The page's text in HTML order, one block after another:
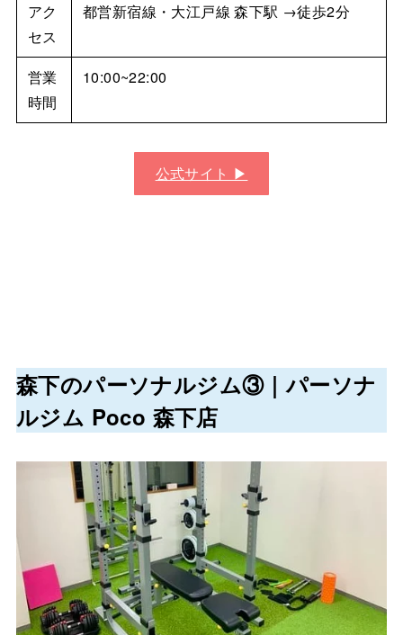
アク
セス
都営新宿線・大江戸線 森下駅 →徒歩2分
営業
時間
10:00~22:00
公式サイト ▶︎
森下のパーソナルジム③｜パーソナ
ルジム Poco 森下店